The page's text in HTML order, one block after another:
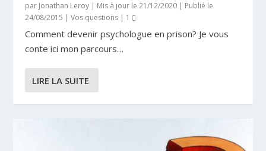
par Jonathan Leroy | Mis à jour le 21/12/2020 | Publié le
24/08/2015 |Vos questions | 1
Comment devenir psychologue en prison? Je vous
conte ici mon parcours…
LIRE LA SUITE